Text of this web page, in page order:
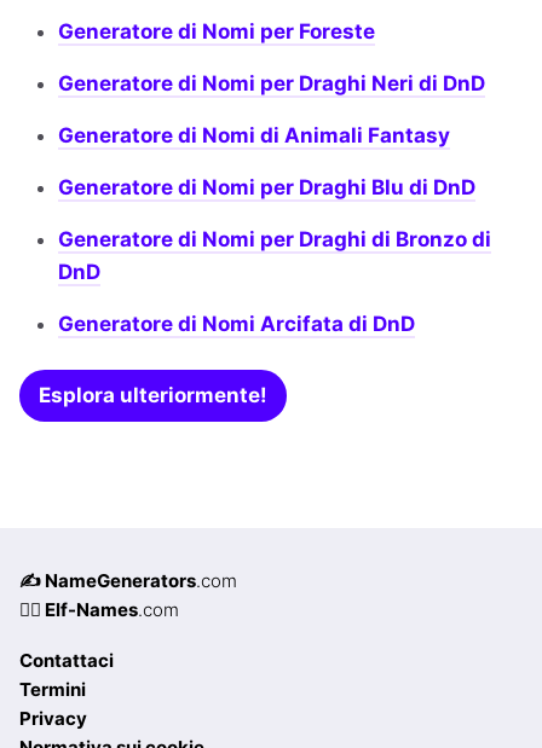
Generatore di Nomi per Foreste
Generatore di Nomi per Draghi Neri di DnD
Generatore di Nomi di Animali Fantasy
Generatore di Nomi per Draghi Blu di DnD
Generatore di Nomi per Draghi di Bronzo di
DnD
Generatore di Nomi Arcifata di DnD
Esplora ulteriormente!
✍️ NameGenerators.com
🧝‍♀️ Elf-Names.com
Contattaci
Termini
Privacy